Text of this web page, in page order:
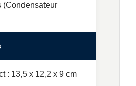
(Condensateur
: 13,5 x 12,2 x 9 cm